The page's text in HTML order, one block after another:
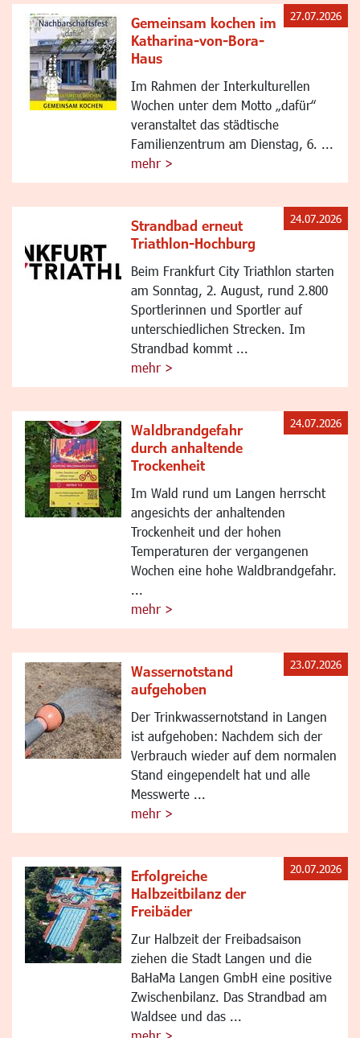
Gemeinsam kochen im
Katharina-von-Bora-
Haus
Im Rahmen der Interkulturellen
Wochen unter dem Motto „dafür“
veranstaltet das städtische
Familienzentrum am Dienstag, 6. ...
mehr >
27.07.2026
Strandbad erneut
Triathlon-Hochburg
Beim Frankfurt City Triathlon starten
am Sonntag, 2. August, rund 2.800
Sportlerinnen und Sportler auf
unterschiedlichen Strecken. Im
Strandbad kommt ...
mehr >
24.07.2026
Waldbrandgefahr
durch anhaltende
Trockenheit
Im Wald rund um Langen herrscht
angesichts der anhaltenden
Trockenheit und der hohen
Temperaturen der vergangenen
Wochen eine hohe Waldbrandgefahr.
...
mehr >
24.07.2026
Wassernotstand
aufgehoben
Der Trinkwassernotstand in Langen
ist aufgehoben: Nachdem sich der
Verbrauch wieder auf dem normalen
Stand eingependelt hat und alle
Messwerte ...
mehr >
23.07.2026
Erfolgreiche
Halbzeitbilanz der
Freibäder
Zur Halbzeit der Freibadsaison
ziehen die Stadt Langen und die
BaHaMa Langen GmbH eine positive
Zwischenbilanz. Das Strandbad am
Waldsee und das ...
20.07.2026